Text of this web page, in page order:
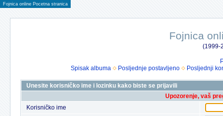
Fojnica online Pocetna stranica
Fojnica
(1999-
Spisak albuma
Posljednje postavljeno Posljednji
Unesite korisničko ime i lozinku kako biste se prijavili
Upozorenje, vaš
Korisničko ime